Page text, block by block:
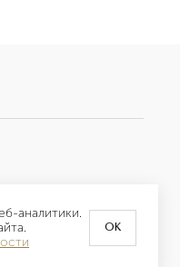
аналитики.
OK